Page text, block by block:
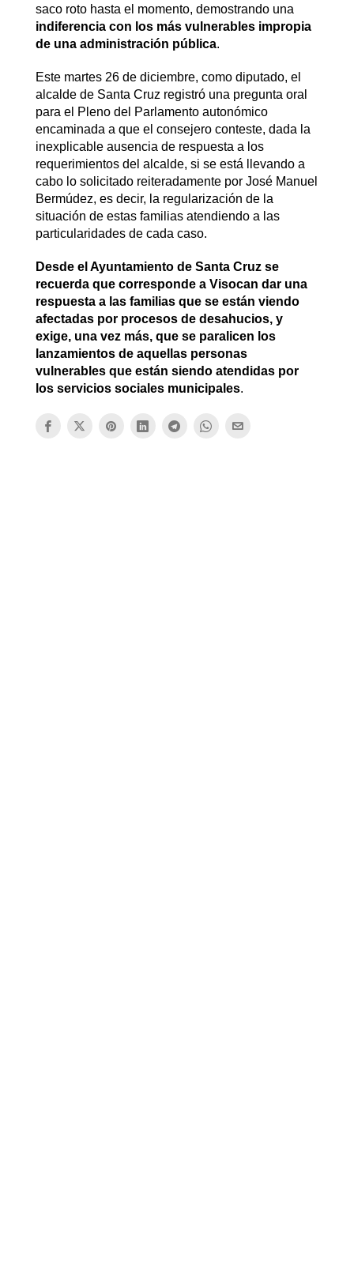
saco roto hasta el momento, demostrando una
indiferencia con los más vulnerables impropia
de una administración pública.
Este martes 26 de diciembre, como diputado, el
alcalde de Santa Cruz registró una pregunta oral
para el Pleno del Parlamento autonómico
encaminada a que el consejero conteste, dada la
inexplicable ausencia de respuesta a los
requerimientos del alcalde, si se está llevando a
cabo lo solicitado reiteradamente por José Manuel
Bermúdez, es decir, la regularización de la
situación de estas familias atendiendo a las
particularidades de cada caso.
Desde el Ayuntamiento de Santa Cruz se
recuerda que corresponde a Visocan dar una
respuesta a las familias que se están viendo
afectadas por procesos de desahucios, y
exige, una vez más, que se paralicen los
lanzamientos de aquellas personas
vulnerables que están siendo atendidas por
los servicios sociales municipales.